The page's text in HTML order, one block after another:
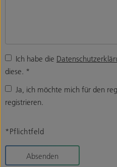
Ich habe die
diese. *
Ja, ich möchte mich für den
registrieren.
*Pflichtfeld
Absenden